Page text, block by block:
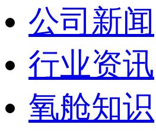
公司新闻
行业资讯
氧舱知识